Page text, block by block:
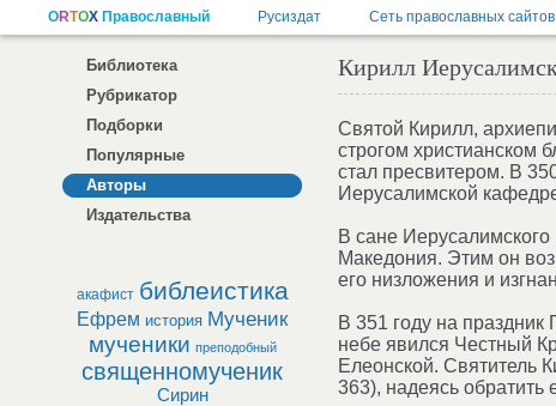
Библиотека
Рубрикатор
Подборки
Популярные
Авторы
Издательства
акафист библеистика
Ефрем история Мученик
мученики преподобный
священномученик
Сирин
Кирилл
Святой Кирилл,
строгом христианском
стал пресвитером. В
Иерусалимской
В сане
Македония. Этим он
его низложения и
В 351 году на
небе явился Честный
Елеонской. Святитель
363), надеясь обратить